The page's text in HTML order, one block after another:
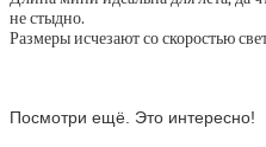
не стыдно.
Размеры исчезают со скоростью
Посмотри ещё. Это интересно!